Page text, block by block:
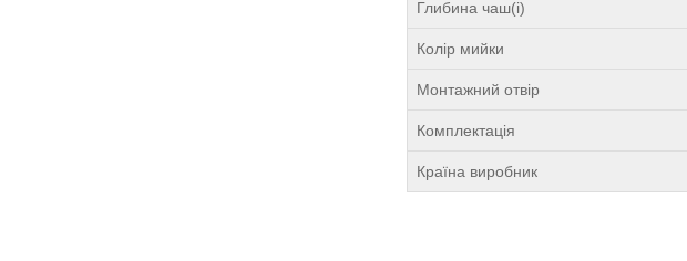
Глибина чаш(і)
Колір мийки
Монтажний отвір
Комплектація
Країна виробник